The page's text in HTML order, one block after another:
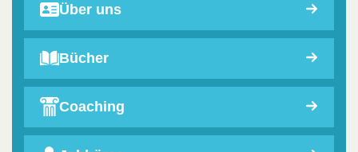
Über uns
Bücher
Coaching